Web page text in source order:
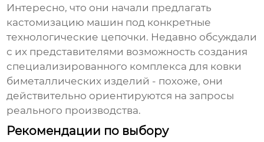
Интересно, что они начали предлагать
кастомизацию машин под конкретные
технологические цепочки. Недавно обсуждали
с их представителями возможность создания
специализированного комплекса для ковки
биметаллических изделий - похоже, они
действительно ориентируются на запросы
реального производства.
Рекомендации по выбору